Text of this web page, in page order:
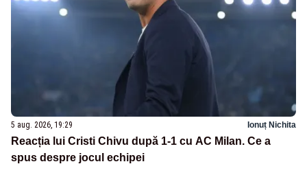
5 aug. 2026, 19:29 Ionuț Nichita
Reacția lui Cristi Chivu după 1-1 cu AC Milan. Ce a
spus despre jocul echipei